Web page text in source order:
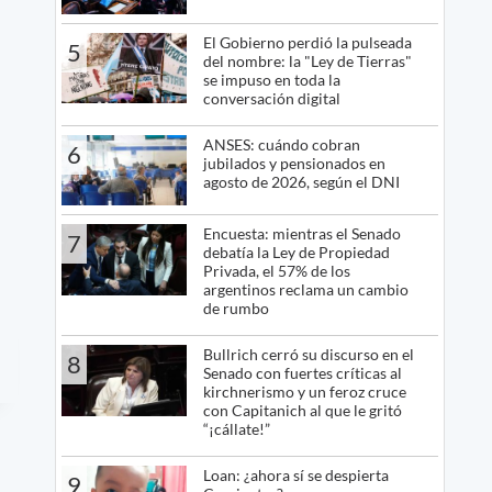
5
El Gobierno perdió la pulseada
del nombre: la "Ley de Tierras"
se impuso en toda la
conversación digital
6
ANSES: cuándo cobran
jubilados y pensionados en
agosto de 2026, según el DNI
7
Encuesta: mientras el Senado
debatía la Ley de Propiedad
Privada, el 57% de los
argentinos reclama un cambio
de rumbo
8
Bullrich cerró su discurso en el
Senado con fuertes críticas al
kirchnerismo y un feroz cruce
con Capitanich al que le gritó
“¡cállate!”
9
Loan: ¿ahora sí se despierta